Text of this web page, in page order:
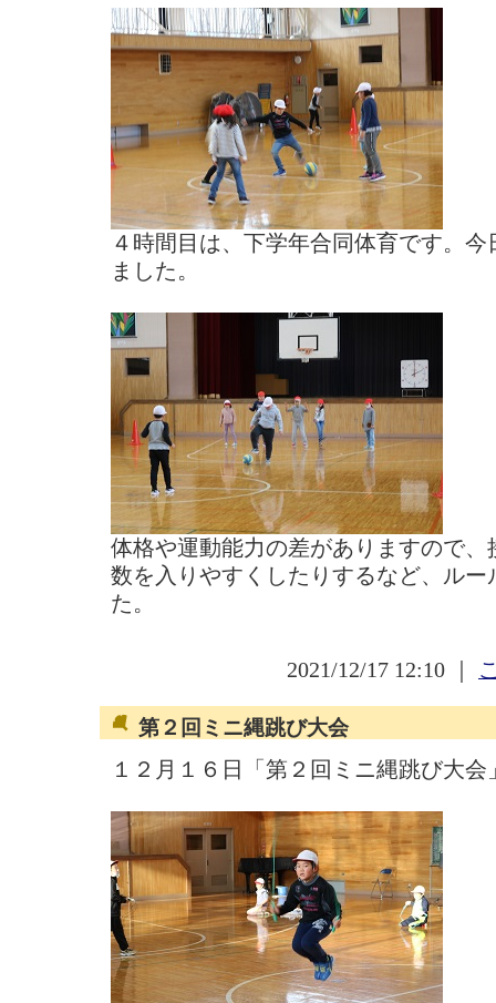
４時間目は、下学年合同体育です。
ました。
体格や運動能力の差がありますので
数を入りやすくしたりするなど、ル
た。
2021/12/17 12:10 ｜
第２回ミニ縄跳び大会
１２月１６日「第２回ミニ縄跳び大